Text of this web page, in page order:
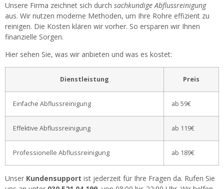
Unsere Firma zeichnet sich durch sachkundige Abflussreinigung
aus. Wir nutzen moderne Methoden, um Ihre Rohre effizient zu
reinigen. Die Kosten klären wir vorher. So ersparen wir Ihnen
finanzielle Sorgen.
Hier sehen Sie, was wir anbieten und was es kostet:
Dienstleistung Preis
Einfache Abflussreinigung ab 59€
Effektive Abflussreinigung ab 119€
Professionelle Abflussreinigung ab 189€
Unser Kundensupport ist jederzeit für Ihre Fragen da. Rufen Sie